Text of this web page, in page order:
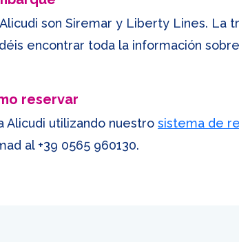
son Siremar y Liberty Lines. La
encontrar toda la información
reservar
Alicudi utilizando nuestro sistema de
al +39 0565 960130.